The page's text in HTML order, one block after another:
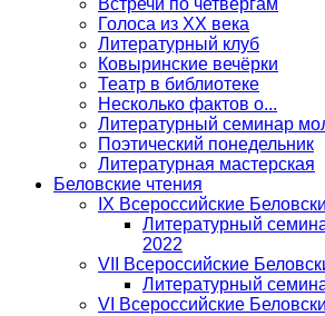
Встречи по четвергам
Голоса из ХХ века
Литературный клуб
Ковыринские вечёрки
Театр в библиотеке
Несколько фактов о...
Литературный семинар
Поэтический понедельник
Литературная мастерская
Беловские чтения
IX Всероссийские
Литературный
2022
VII Всероссийские
Литературный
VI Всероссийские